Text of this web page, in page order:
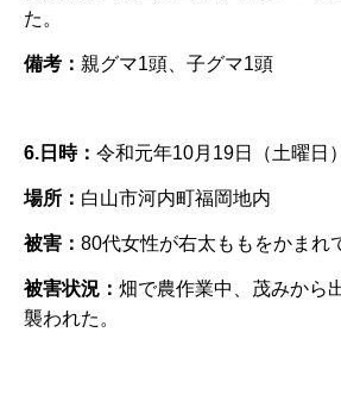
た。
備考： 親グマ1頭、子グマ1頭
6.日時： 令和元年10月19日（土曜日
場所： 白山市河内町福岡地内
被害： 80代女性が右太ももをかまれ
被害状況： 畑で農作業中、茂みから
襲われた。